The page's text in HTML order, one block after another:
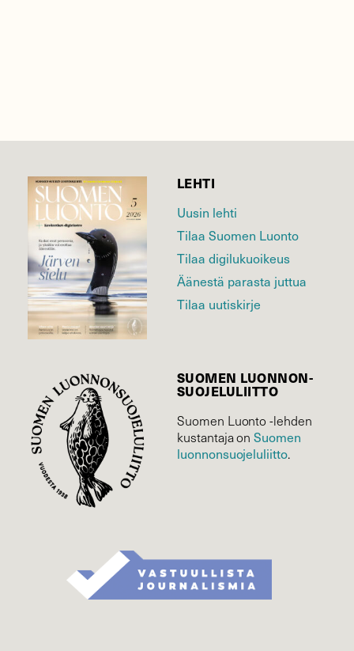
LEHTI
Uusin lehti
Tilaa Suomen Luonto
Tilaa digilukuoikeus
Äänestä parasta juttua
Tilaa uutiskirje
SUOMEN LUONNON­
SUOJELU­LIITTO
Suomen Luonto -lehden
kustantaja onSuomen
luonnonsuojelu­liitto.